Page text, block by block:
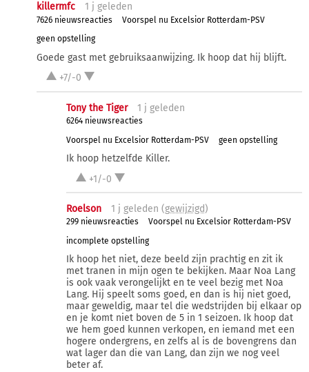
killermfc 1 j geleden
7626 nieuwsreacties
Voorspel nu Excelsior Rotterdam-PSV
geen opstelling
Goede gast met gebruiksaanwijzing. Ik hoop dat hij blijft.
+7/-0
Tony the Tiger 1 j geleden
6264 nieuwsreacties
Voorspel nu Excelsior Rotterdam-PSV
geen opstelling
Ik hoop hetzelfde Killer.
+1/-0
Roelson 1 j geleden (gewijzigd)
299 nieuwsreacties
Voorspel nu Excelsior Rotterdam-PSV
incomplete opstelling
Ik hoop het niet, deze beeld zijn prachtig en zit ik
met tranen in mijn ogen te bekijken. Maar Noa Lang
is ook vaak verongelijkt en te veel bezig met Noa
Lang. Hij speelt soms goed, en dan is hij niet goed,
maar geweldig, maar tel die wedstrijden bij elkaar op
en je komt niet boven de 5 in 1 seizoen. Ik hoop dat
we hem goed kunnen verkopen, en iemand met een
hogere ondergrens, en zelfs al is de bovengrens dan
wat lager dan die van Lang, dan zijn we nog veel
beter af.